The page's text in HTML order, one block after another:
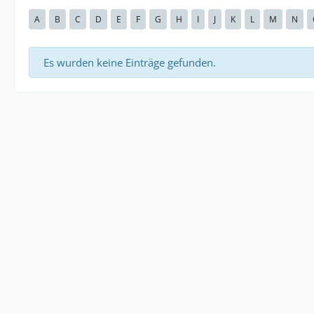
A B C D E F G H I J K L M N
Es wurden keine Einträge gefunden.